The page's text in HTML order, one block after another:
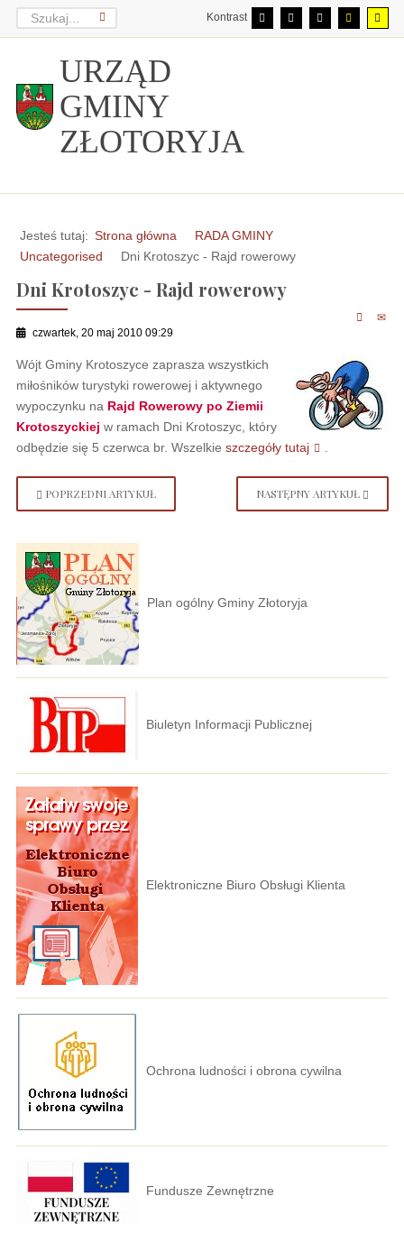
Kontrast
URZĄD
GMINY
ZŁOTORYJA
Jesteś tutaj: Strona główna
RADA GMINY
Uncategorised
Dni Krotoszyc - Rajd rowerowy
Dni Krotoszyc - Rajd rowerowy
czwartek, 20 maj 2010 09:29
Wójt Gminy Krotoszyce zaprasza wszystkich
miłośników turystyki rowerowej i aktywnego
wypoczynku na Rajd Rowerowy po Ziemii
Krotoszyckiej w ramach Dni Krotoszyc, który
odbędzie się 5 czerwca br. Wszelkie szczegóły tutaj
POPRZEDNI ARTYKUŁ NASTĘPNY ARTYKUŁ
Plan ogólny Gminy Złotoryja
Biuletyn Informacji Publicznej
Elektroniczne Biuro Obsługi Klienta
Ochrona ludności i obrona cywilna
Fundusze Zewnętrzne